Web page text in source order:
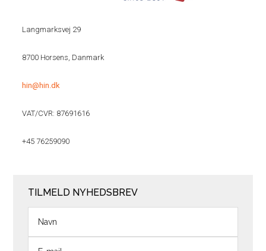
Langmarksvej 29
8700 Horsens, Danmark
hin@hin.dk
VAT/CVR: 87691616
+45 76259090
TILMELD NYHEDSBREV